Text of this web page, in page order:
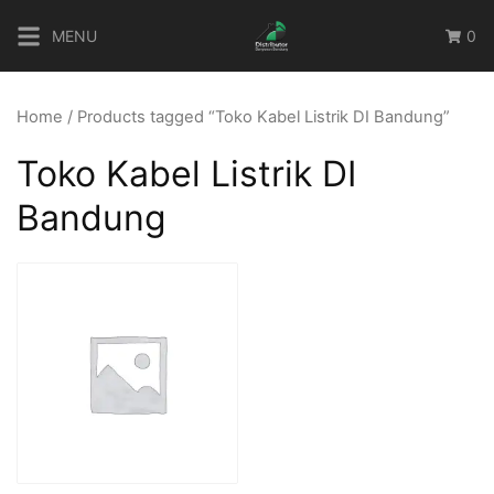
content
MENU 0
Home / Products tagged “Toko Kabel Listrik DI Bandung”
Toko Kabel Listrik DI
Bandung